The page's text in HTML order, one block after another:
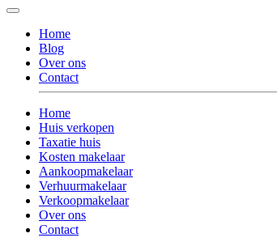
Home
Blog
Over ons
Contact
Home
Huis verkopen
Taxatie huis
Kosten makelaar
Aankoopmakelaar
Verhuurmakelaar
Verkoopmakelaar
Over ons
Contact